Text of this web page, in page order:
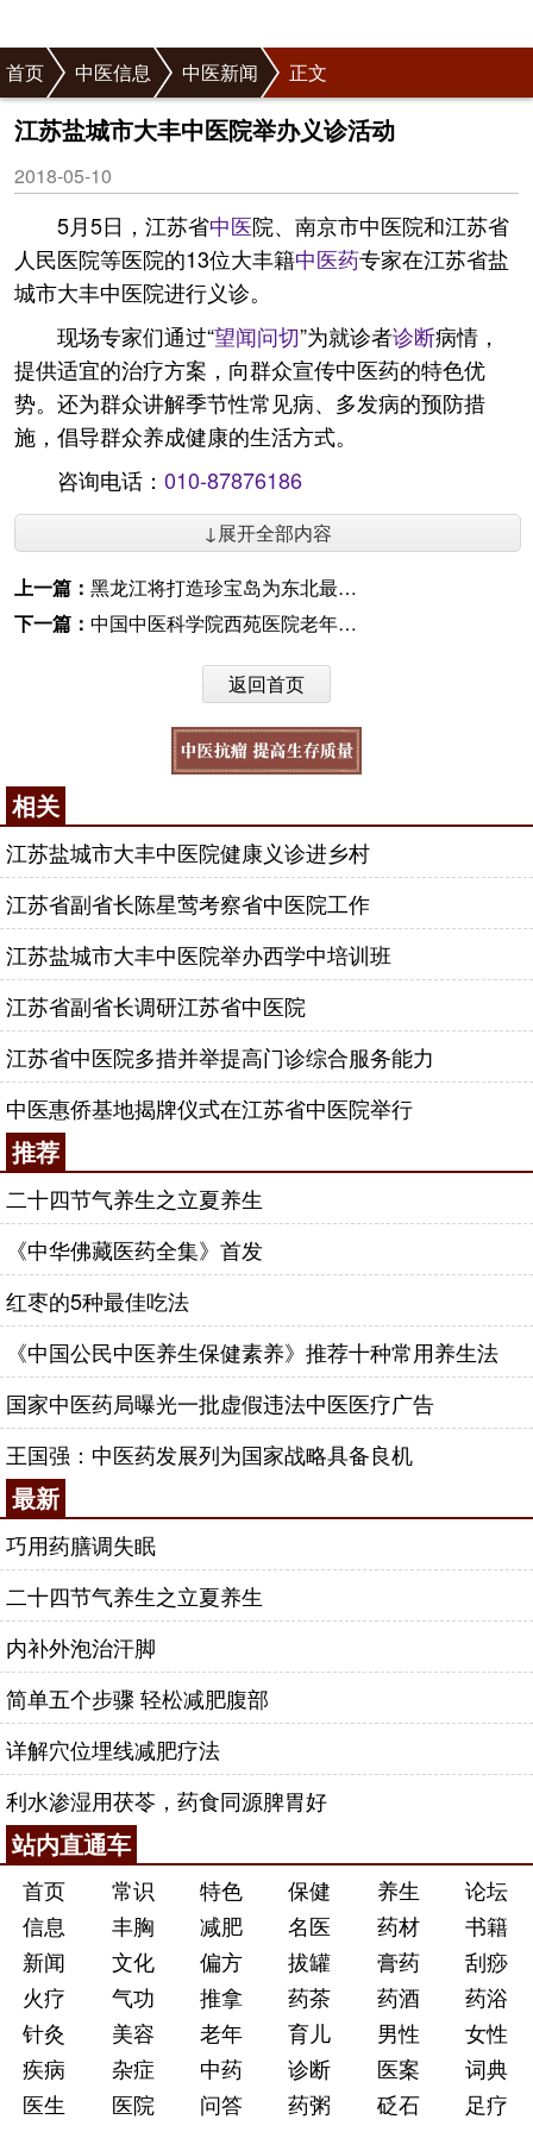
首页 中医信息 中医新闻 正文
江苏盐城市大丰中医院举办义诊活动
2018-05-10
5月5日，江苏省中医院、南京市中医院和江苏省
人民医院等医院的13位大丰籍中医药专家在江苏省盐
城市大丰中医院进行义诊。
现场专家们通过“望闻问切”为就诊者诊断病情，
提供适宜的治疗方案，向群众宣传中医药的特色优
势。还为群众讲解季节性常见病、多发病的预防措
施，倡导群众养成健康的生活方式。
咨询电话： 010-87876186
↓展开全部内容
上一篇： 黑龙江将打造珍宝岛为东北最大中药材集散地
下一篇： 中国中医科学院西苑医院老年友善文化节启动
返回首页
相关
江苏盐城市大丰中医院健康义诊进乡村
江苏省副省长陈星莺考察省中医院工作
江苏盐城市大丰中医院举办西学中培训班
江苏省副省长调研江苏省中医院
江苏省中医院多措并举提高门诊综合服务能力
中医惠侨基地揭牌仪式在江苏省中医院举行
推荐
二十四节气养生之立夏养生
《中华佛藏医药全集》首发
红枣的5种最佳吃法
《中国公民中医养生保健素养》推荐十种常用养生法
国家中医药局曝光一批虚假违法中医医疗广告
王国强：中医药发展列为国家战略具备良机
最新
巧用药膳调失眠
二十四节气养生之立夏养生
内补外泡治汗脚
简单五个步骤 轻松减肥腹部
详解穴位埋线减肥疗法
利水渗湿用茯苓，药食同源脾胃好
站内直通车
首页 常识 特色 保健 养生
论坛
信息
丰胸 减肥 名医 药材
书籍
新闻
文化 偏方 拔罐 膏药
刮痧
火疗
气功 推拿 药茶 药酒
药浴
针灸
美容 老年 育儿 男性
女性
疾病
杂症 中药 诊断 医案
词典
医生
医院 问答 药粥 砭石 足疗